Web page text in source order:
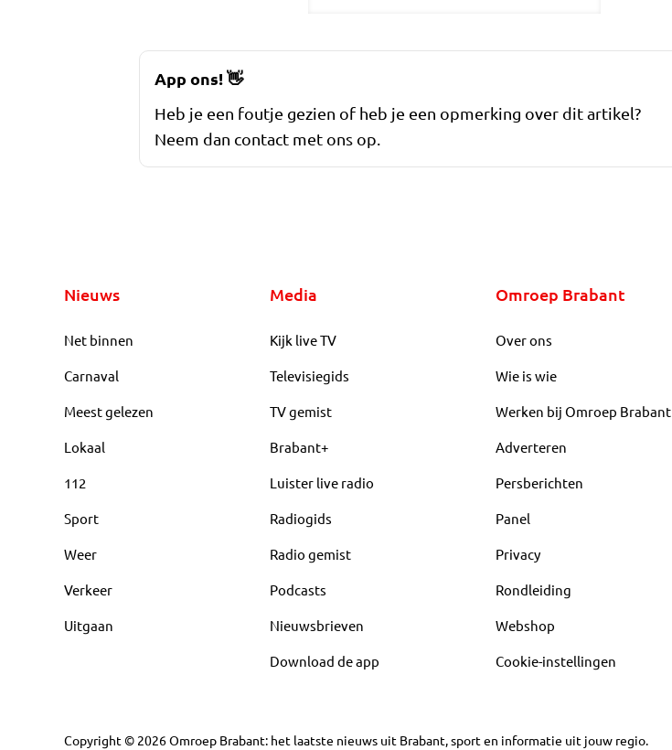
App ons!👋
Heb je een foutje gezien of heb je een opmerking over dit artikel?
Neem dan contact met ons op.
Nieuws
Net binnen
Carnaval
Meest gelezen
Lokaal
112
Sport
Weer
Verkeer
Uitgaan
Media
Kijk live TV
Televisiegids
TV gemist
Brabant+
Luister live radio
Radiogids
Radio gemist
Podcasts
Nieuwsbrieven
Download de app
Omroep Brabant
Over ons
Wie is wie
Werken bij Omroep Brabant
Adverteren
Persberichten
Panel
Privacy
Rondleiding
Webshop
Cookie-instellingen
Copyright © 2026Omroep Brabant: het laatste nieuws uit Brabant, sport en informatie uit jouw regio.